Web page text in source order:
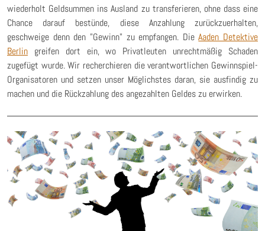
wiederholt Geldsummen ins Ausland zu transferieren, ohne dass eine
Chance darauf bestünde, diese Anzahlung zurückzuerhalten,
geschweige denn den "Gewinn" zu empfangen. DieAaden Detektive
Berlin greifen dort ein, wo Privatleuten unrechtmäßig Schaden
zugefügt wurde. Wir recherchieren die verantwortlichen Gewinnspiel-
Organisatoren und setzen unser Möglichstes daran, sie ausfindig zu
machen und die Rückzahlung des angezahlten Geldes zu erwirken.